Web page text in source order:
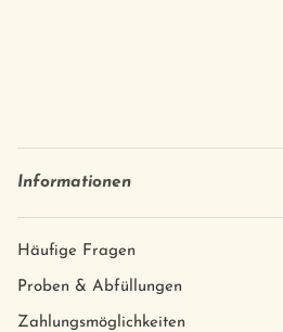
Informationen
Häufige Fragen
Proben & Abfüllungen
Zahlungsmöglichkeiten